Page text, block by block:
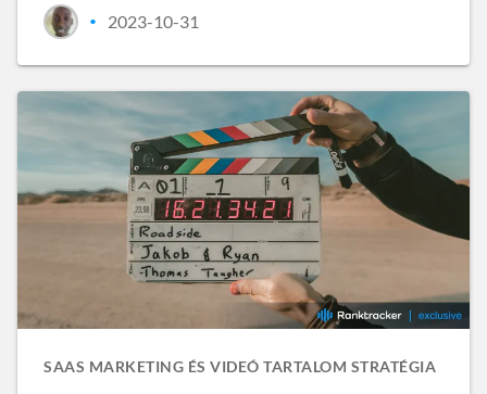
• 2023-10-31
SAAS MARKETING ÉS VIDEÓ TARTALOM STRATÉGIA